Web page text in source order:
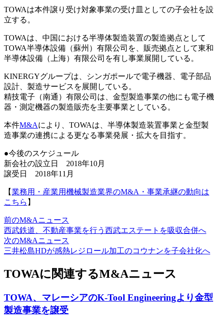
TOWAは本件譲り受け対象事業の受け皿としての子会社を設
立する。
TOWAは、中国における半導体製造装置の製造拠点として
TOWA半導体設備（蘇州）有限公司を、販売拠点として東和
半導体設備（上海）有限公司を有し事業展開している。
KINERGYグループは、シンガポールで電子機器、電子部品
設計、製造サービスを展開している。
精技電子（南通）有限公司は、金型製造事業の他にも電子機
器・測定機器の製造販売を主要事業としている。
本件M&Aにより、TOWAは、半導体製造装置事業と金型製
造事業の連携による更なる事業発展・拡大を目指す。
●今後のスケジュール
新会社の設立日 2018年10月
譲受日 2018年11月
【業務用・産業用機械製造業界のM&A・事業承継の動向は
こちら 】
前のM&Aニュース
西武鉄道、不動産事業を行う西武エステートを吸収合併へ
次のM&Aニュース
三井松島HDが感熱レジロール加工のコウナンを子会社化へ
TOWAに関連するM&Aニュース
TOWA、マレーシアのK-Tool Engineeringより金型
製造事業を譲受